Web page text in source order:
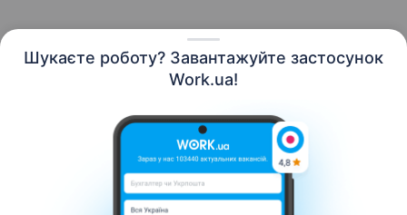
Шукаєте роботу? Завантажуйте застосунок
Work.ua!